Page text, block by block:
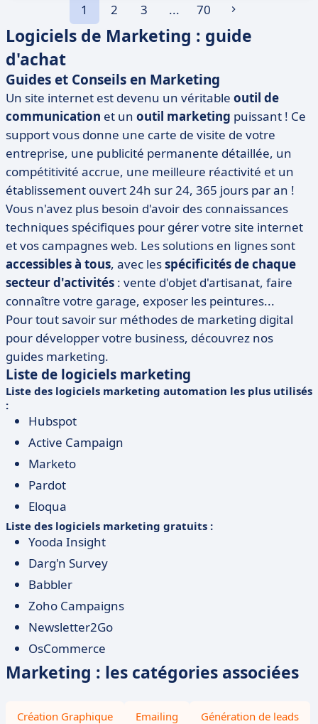
1 2 3 ... 70
Logiciels de Marketing : guide
d'achat
Guides et Conseils en Marketing
Un site internet est devenu un véritable outil de
communication et un outil marketing puissant ! Ce
support vous donne une carte de visite de votre
entreprise, une publicité permanente détaillée, un
compétitivité accrue, une meilleure réactivité et un
établissement ouvert 24h sur 24, 365 jours par an !
Vous n'avez plus besoin d'avoir des connaissances
techniques spécifiques pour gérer votre site internet
et vos campagnes web. Les solutions en lignes sont
accessibles à tous, avec lesspécificités de chaque
secteur d'activités : vente d'objet d'artisanat, faire
connaître votre garage, exposer les peintures...
Pour tout savoir sur méthodes de marketing digital
pour développer votre business, découvrez nos
guides marketing.
Liste de logiciels marketing
Liste des logiciels marketing automation les plus utilisés
:
Hubspot
Active Campaign
Marketo
Pardot
Eloqua
Liste des logiciels marketing gratuits :
Yooda Insight
Darg'n Survey
Babbler
Zoho Campaigns
Newsletter2Go
OsCommerce
Marketing : les catégories associées
Création Graphique Emailing Génération de leads